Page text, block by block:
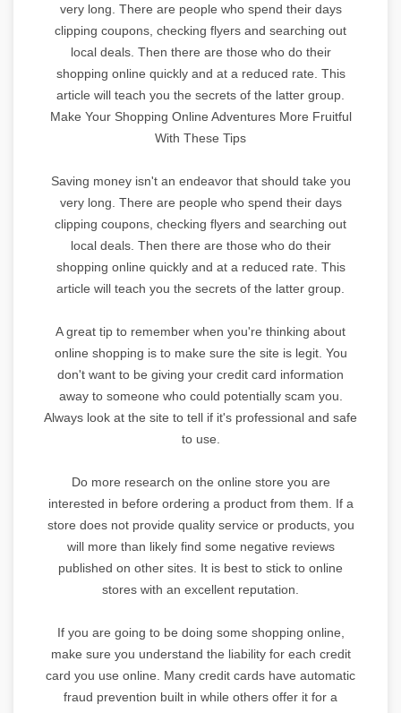
very long. There are people who spend their days
clipping coupons, checking flyers and searching out
local deals. Then there are those who do their
shopping online quickly and at a reduced rate. This
article will teach you the secrets of the latter group.
Make Your Shopping Online Adventures More Fruitful
With These Tips
Saving money isn't an endeavor that should take you
very long. There are people who spend their days
clipping coupons, checking flyers and searching out
local deals. Then there are those who do their
shopping online quickly and at a reduced rate. This
article will teach you the secrets of the latter group.
A great tip to remember when you're thinking about
online shopping is to make sure the site is legit. You
don't want to be giving your credit card information
away to someone who could potentially scam you.
Always look at the site to tell if it's professional and safe
to use.
Do more research on the online store you are
interested in before ordering a product from them. If a
store does not provide quality service or products, you
will more than likely find some negative reviews
published on other sites. It is best to stick to online
stores with an excellent reputation.
If you are going to be doing some shopping online,
make sure you understand the liability for each credit
card you use online. Many credit cards have automatic
fraud prevention built in while others offer it for a